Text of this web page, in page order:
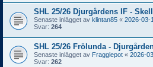
SHL 25/26 Djurgårdens IF -
Senaste inlägget av klintan85 « 2026-03-
Svar: 264
SHL 25/26 Frölunda -
Senaste inlägget av Fragglepot « 2026-
Svar: 262